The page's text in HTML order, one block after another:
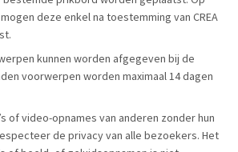
deze enkel na toestemming van CREA
kunnen worden afgegeven bij de
voorwerpen worden maximaal 14 dagen
of video-opnames van anderen zonder hun
de privacy van alle bezoekers. Het